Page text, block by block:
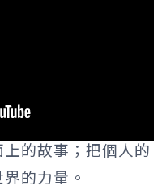
的故事；把個人的
的力量。